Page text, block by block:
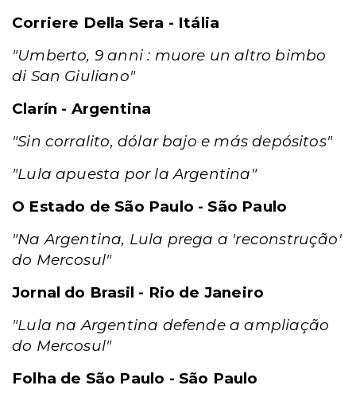
Corriere Della Sera - Itália
"Umberto, 9 anni : muore un altro bimbo
di San Giuliano"
Clarín - Argentina
"Sin corralito, dólar bajo e más depósitos"
"Lula apuesta por la Argentina"
O Estado de São Paulo - São Paulo
"Na Argentina, Lula prega a 'reconstrução'
do Mercosul"
Jornal do Brasil - Rio de Janeiro
"Lula na Argentina defende a ampliação
do Mercosul"
Folha de São Paulo - São Paulo